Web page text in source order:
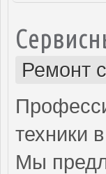
Ремонт
техники
Мы